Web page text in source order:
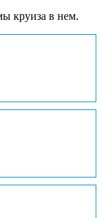
круиза в нем.